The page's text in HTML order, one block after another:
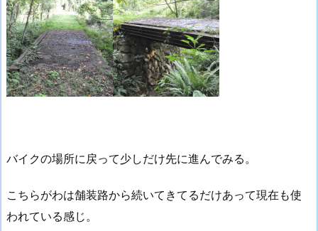
バイクの場所に戻って少しだけ先に進んでみる。
こちらがわは舗装路から続いてきてるだけあって現在も使
われている感じ。